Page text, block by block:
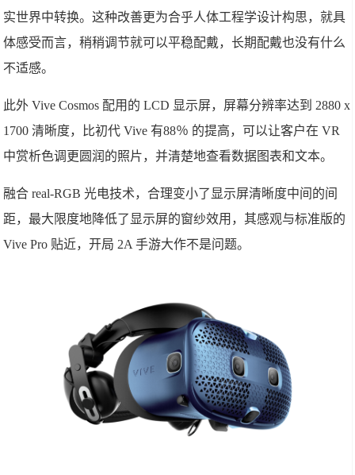
实世界中转换。这种改善更为合乎人体工程学设计构思，就具
体感受而言，稍稍调节就可以平稳配戴，长期配戴也没有什么
不适感。
此外 Vive Cosmos 配用的 LCD 显示屏，屏幕分辨率达到 2880 x
1700 清晰度，比初代 Vive 有88％ 的提高，可以让客户在 VR
中赏析色调更圆润的照片，并清楚地查看数据图表和文本。
融合 real-RGB 光电技术，合理变小了显示屏清晰度中间的间
距，最大限度地降低了显示屏的窗纱效用，其感观与标准版的
Vive Pro 贴近，开局 2A 手游大作不是问题。